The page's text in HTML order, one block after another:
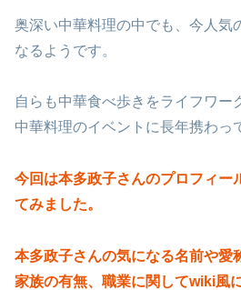
奥深い中華料理の中でも、今人気
なるようです。
自らも中華食べ歩きをライフワー
中華料理のイベントに長年携わっ
今回は本多政子さんのプロフィー
てみました。
本多政子さんの気になる名前や愛
家族の有無、職業に関してwiki風